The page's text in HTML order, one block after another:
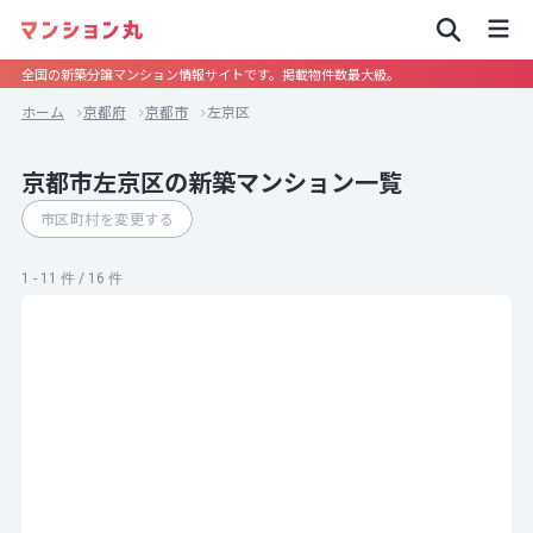
全国の新築分譲マンション情報サイトです。掲載物件数最大級。
ホーム 京都府 京都市 左京区
京都市左京区の新築マンション一覧
市区町村を変更する
1 - 11 件 / 16 件